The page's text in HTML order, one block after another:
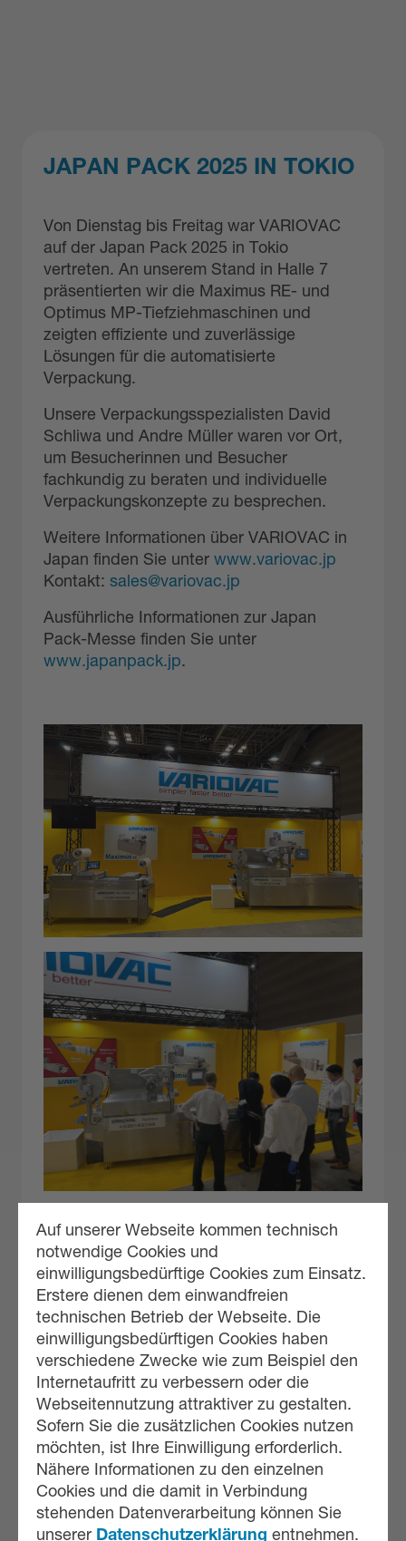
Auf unserer Webseite kommen technisch
notwendige Cookies und
einwilligungsbedürftige Cookies zum Einsatz.
Erstere dienen dem einwandfreien
technischen Betrieb der Webseite. Die
einwilligungsbedürftigen Cookies haben
verschiedene Zwecke wie zum Beispiel den
Internetaufritt zu verbessern oder die
Webseitennutzung attraktiver zu gestalten.
Sofern Sie die zusätzlichen Cookies nutzen
möchten, ist Ihre Einwilligung erforderlich.
Nähere Informationen zu den einzelnen
Cookies und die damit in Verbindung
stehenden Datenverarbeitung können Sie
unserer Datenschutzerklärung entnehmen.
JAPAN PACK 2025 IN TOKIO
Von Dienstag bis Freitag war VARIOVAC
auf der Japan Pack 2025 in Tokio
vertreten. An unserem Stand in Halle 7
präsentierten wir die Maximus RE- und
Optimus MP-Tiefziehmaschinen und
zeigten effiziente und zuverlässige
Lösungen für die automatisierte
Verpackung.
Unsere Verpackungsspezialisten David
Schliwa und Andre Müller waren vor Ort,
um Besucherinnen und Besucher
fachkundig zu beraten und individuelle
Verpackungskonzepte zu besprechen.
Weitere Informationen über VARIOVAC in
Japan finden Sie unter www.variovac.jp
Kontakt: sales@variovac.jp
Ausführliche Informationen zur Japan
Pack-Messe finden Sie unter
www.japanpack.jp.